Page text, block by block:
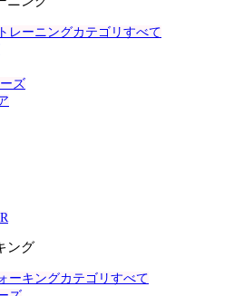
レーニングカテゴリすべて
ズ
ング
ーキングカテゴリすべて